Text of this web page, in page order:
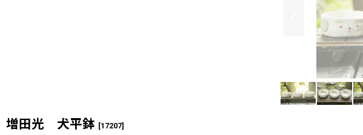
増田光 犬平鉢 [17207]